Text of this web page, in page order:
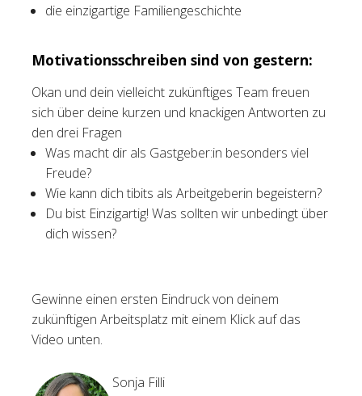
die einzigartige Familiengeschichte
Motivationsschreiben sind von gestern:
Okan und dein vielleicht zukünftiges Team freuen
sich über deine kurzen und knackigen Antworten zu
den drei Fragen
Was macht dir als Gastgeber:in besonders viel
Freude?
Wie kann dich tibits als Arbeitgeberin begeistern?
Du bist Einzigartig! Was sollten wir unbedingt über
dich wissen?
Gewinne einen ersten Eindruck von deinem
zukünftigen Arbeitsplatz mit einem Klick auf das
Video unten.
Sonja Filli